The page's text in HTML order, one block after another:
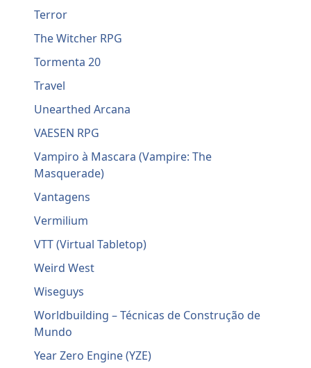
Terror
The Witcher RPG
Tormenta 20
Travel
Unearthed Arcana
VAESEN RPG
Vampiro à Mascara (Vampire: The
Masquerade)
Vantagens
Vermilium
VTT (Virtual Tabletop)
Weird West
Wiseguys
Worldbuilding – Técnicas de Construção de
Mundo
Year Zero Engine (YZE)